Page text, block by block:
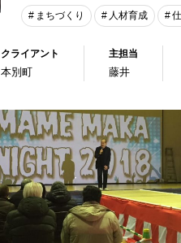
まちづくり 人材育成
クライアント
本別町
主担当
藤井